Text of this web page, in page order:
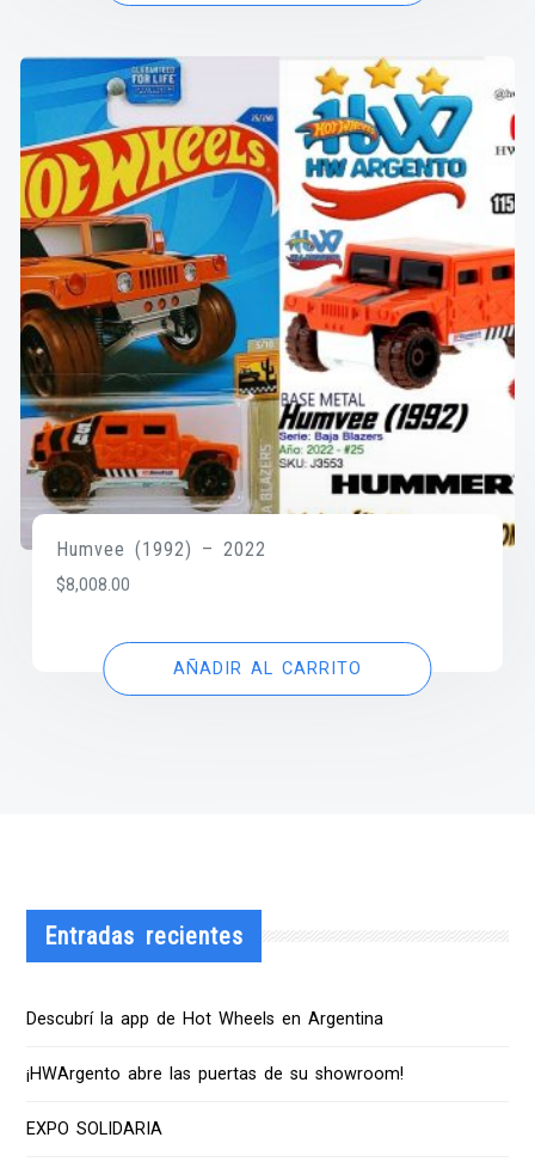
Humvee (1992) – 2022
$8,008.00
AÑADIR AL CARRITO
Entradas recientes
Descubrí la app de Hot Wheels en Argentina
¡HWArgento abre las puertas de su showroom!
EXPO SOLIDARIA